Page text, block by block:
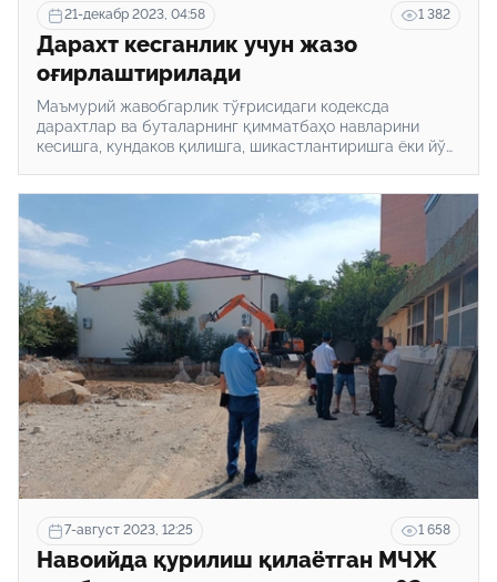
21-декабр 2023, 04:58 1 382
Дарахт кесганлик учун жазо
оғирлаштирилади
Маъмурий жавобгарлик тўғрисидаги кодексда
дарахтлар ва буталарнинг қимматбаҳо навларини
кесишга, кундаков қилишга, шикастлантиришга ёки йўқ
7-август 2023, 12:25 1 658
Навоийда қурилиш қилаётган МЧЖ